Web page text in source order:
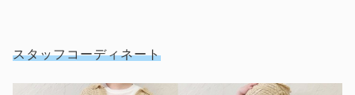
スタッフコーディネート